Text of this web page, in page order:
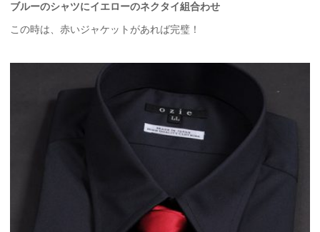
ブルーのシャツにイエローのネクタイ組合わせ
この時は、赤いジャケットがあれば完璧！